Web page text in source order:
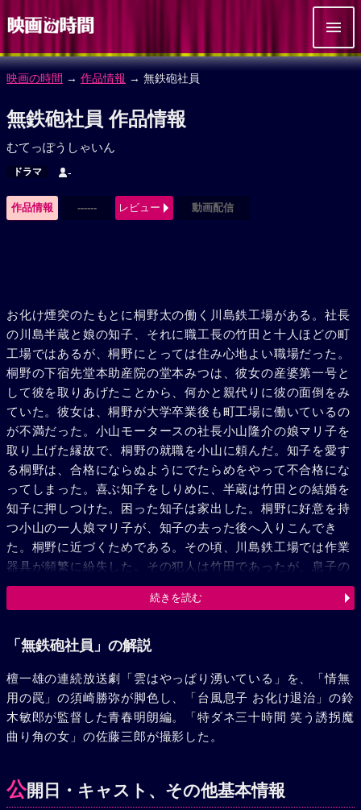
映画の時間 → 作品情報 → 無鉄砲社員
無鉄砲社員 作品情報
むてっぽうしゃいん
ドラマ -
作品情報 ------ レビュー 動画配信
お化け煙突のたもとに桐野太の働く川島鉄工場がある。社長
の川島半蔵と娘の知子、それに職工長の竹田と十人ほどの町
工場ではあるが、桐野にとっては住み心地よい職場だった。
桐野の下宿先堂本助産院の堂本みつは、彼女の産婆第一号と
して彼を取りあげたことから、何かと親代りに彼の面倒をみ
ていた。彼女は、桐野が大学卒業後も町工場に働いているの
が不満だった。小山モータースの社長小山隆介の娘マリ子を
取り上げた縁故で、桐野の就職を小山に頼んだ。知子を愛す
る桐野は、合格にならぬようにでたらめをやって不合格にな
ってしまった。喜ぶ知子をしりめに、半蔵は竹田との結婚を
知子に押しつけた。困った知子は家出した。桐野に好意を持
つ小山の一人娘マリ子が、知子の去った後へ入りこんでき
た。桐野に近づくためである。その頃、川島鉄工場では作業
器具が頻繁に紛失した。その犯人は竹田であったが、息子の
就職を気に病む老工員三宅もまた、準備金欲しさに竹田の暗
示にひっかかって工場へ忍びこんだ。その三宅を桐野が発見
を元の位置に戻している桐野を見出した竹田はここぞとばか
た。マリ子は桐野を家につれ帰った。傷心の半蔵のもとに桐
野の忠告で知子が帰って来た。半蔵は知子が竹田と結ばれる
ことを望んでいたがみつが意外な人間をつれてやって来た。
竹田の子供を身籠る初江という女だった。破れかぶれとなっ
を図ったが、小山モータースから駈けつけた桐野の働きでそ
の策略は粉砕された。知子と桐野は結ばれた。
続きを読む
「無鉄砲社員」の解説
檀一雄の連続放送劇「雲はやっぱり湧いている」を、「情無
用の罠」の須崎勝弥が脚色し、「台風息子 お化け退治」の鈴
木敏郎が監督した青春明朗編。「特ダネ三十時間 笑う誘拐魔
曲り角の女」の佐藤三郎が撮影した。
公開日・キャスト、その他基本情報